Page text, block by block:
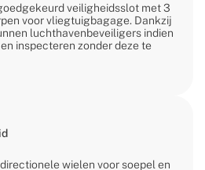
veiligheidsslot met 3
voor vliegtuigbagage. Dankzij
luchthavenbeveiligers indien
inspecteren zonder deze te
wielen voor soepel en